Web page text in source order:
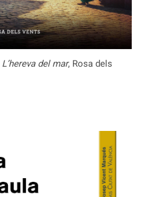
L’hereva del mar, Rosa dels